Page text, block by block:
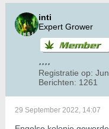
inti
Expert Grower
Registratie op:
Berichten: 1261
29 September 2022, 14:07